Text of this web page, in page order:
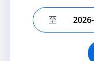
选择结束日
至